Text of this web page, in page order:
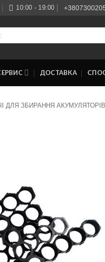
10:00 - 19:00
ДОСТАВКА
ДЛЯ ЗБИРАННЯ АКУМУЛЯТОРІВ